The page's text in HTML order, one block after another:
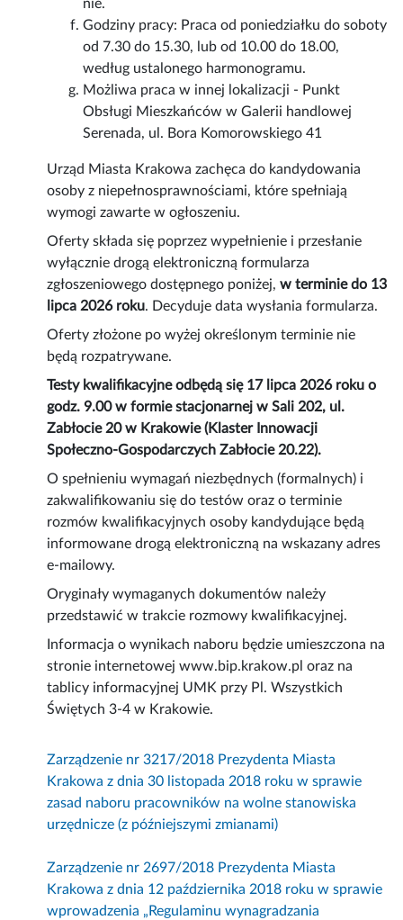
nie.
Godziny pracy: Praca od poniedziałku do soboty
od 7.30 do 15.30, lub od 10.00 do 18.00,
według ustalonego harmonogramu.
Możliwa praca w innej lokalizacji - Punkt
Obsługi Mieszkańców w Galerii handlowej
Serenada, ul. Bora Komorowskiego 41
Urząd Miasta Krakowa zachęca do kandydowania
osoby z niepełnosprawnościami, które spełniają
wymogi zawarte w ogłoszeniu.
Oferty składa się poprzez wypełnienie i przesłanie
wyłącznie drogą elektroniczną formularza
zgłoszeniowego dostępnego poniżej,w terminie do 13
lipca 2026 roku. Decyduje data wysłania formularza.
Oferty złożone po wyżej określonym terminie nie
będą rozpatrywane.
Testy kwalifikacyjne odbędą się 17 lipca 2026 roku o
godz. 9.00 w formie stacjonarnej w Sali 202, ul.
Zabłocie 20 w Krakowie (Klaster Innowacji
Społeczno-Gospodarczych Zabłocie 20.22).
O spełnieniu wymagań niezbędnych (formalnych) i
zakwalifikowaniu się do testów oraz o terminie
rozmów kwalifikacyjnych osoby kandydujące będą
informowane drogą elektroniczną na wskazany adres
e-mailowy.
Oryginały wymaganych dokumentów należy
przedstawić w trakcie rozmowy kwalifikacyjnej.
Informacja o wynikach naboru będzie umieszczona na
stronie internetowej www.bip.krakow.pl oraz na
tablicy informacyjnej UMK przy Pl. Wszystkich
Świętych 3-4 w Krakowie.
Zarządzenie nr 3217/2018 Prezydenta Miasta
Krakowa z dnia 30 listopada 2018 roku w sprawie
zasad naboru pracowników na wolne stanowiska
urzędnicze (z późniejszymi zmianami)
Zarządzenie nr 2697/2018 Prezydenta Miasta
Krakowa z dnia 12 października 2018 roku w sprawie
wprowadzenia „Regulaminu wynagradzania